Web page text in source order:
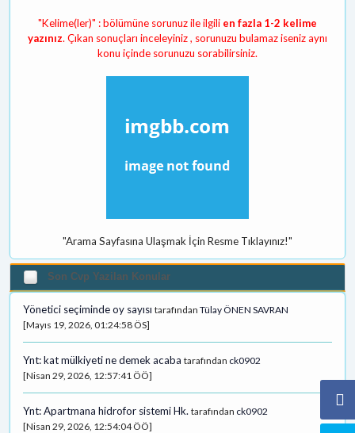
"Kelime(ler)" : bölümüne sorunuz ile ilgili en fazla 1-2 kelime
yazınız. Çıkan sonuçları inceleyiniz , sorunuzu bulamaz iseniz aynı
konu içinde sorunuzu sorabilirsiniz.
"Arama Sayfasına Ulaşmak İçin Resme Tıklayınız!"
Son Cvp Yazilan Konular
Yönetici seçiminde oy sayısı tarafından Tülay ÖNEN SAVRAN
[Mayıs 19, 2026, 01:24:58 ÖS]
Ynt: kat mülkiyeti ne demek acaba tarafından ck0902
[Nisan 29, 2026, 12:57:41 ÖÖ]
Ynt: Apartmana hidrofor sistemi Hk. tarafından ck0902
[Nisan 29, 2026, 12:54:04 ÖÖ]